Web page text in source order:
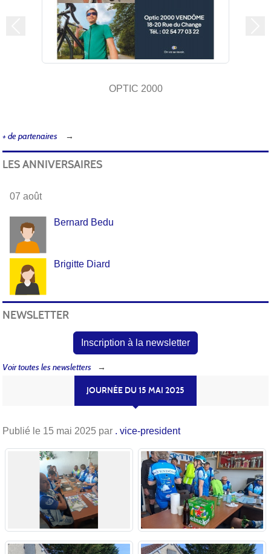
JOURNÉE DU 15 MAI 2025
Publié le 15 mai 2025 par . vice-president
OPTIC 2000
Précedent
+ de partenaires
LES ANNIVERSAIRES
07 août
Bernard Bedu
Brigitte Diard
NEWSLETTER
Inscription à la newsletter
Voir toutes les newsletters